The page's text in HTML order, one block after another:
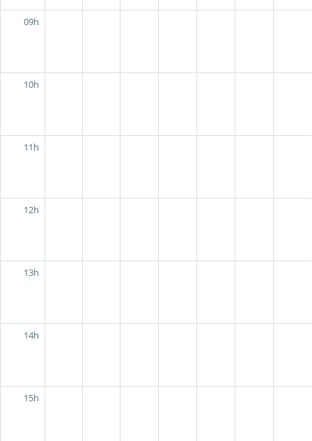
09h
10h
11h
12h
13h
14h
15h